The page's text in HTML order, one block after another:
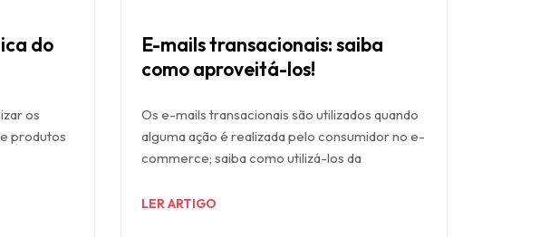
do
os
produtos
E-mails transacionais: saiba
como aproveitá-los!
Os e-mails transacionais são utilizados quando
alguma ação é realizada pelo consumidor no e-
commerce; saiba como utilizá-los da
LER ARTIGO